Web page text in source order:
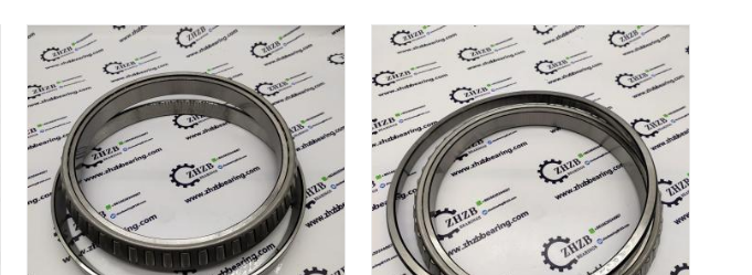
Hitachi Partes EX60-2, EX60-3, EX60LCK-3,
EX60LCT-3, EX60T-2, EX90
Hitachi partes218hsl, 270c Lc JD, CX350DR,
EX200-5Z JPN, EX270, EX270-5, EX280H-5,
EX300, EX300-2, EX300-3, EX300-5, EX300-
5HE, EX300LC-5M, EX300LCLL-5,
EX300LLLLL-5M, EX345USR (LC), EX350H-5,
Ex350h-5hhe, ex350k-5